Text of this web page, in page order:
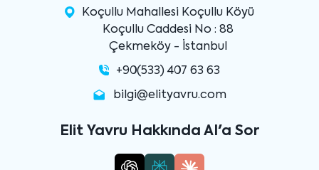
Koçullu Mahallesi Koçullu Köyü
Koçullu Caddesi No : 88
Çekmeköy - İstanbul
+90(533) 407 63 63
bilgi@elityavru.com
Elit Yavru Hakkında AI'a Sor